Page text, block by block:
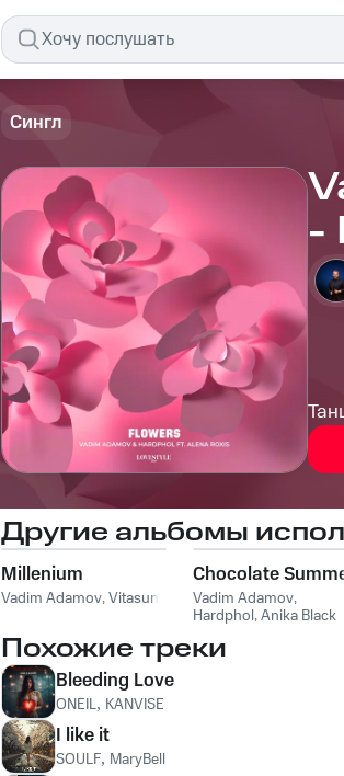
Сингл
-
Другие альбомы
Millenium
Vadim Adamov,Vitasun
Chocolate
Vadim Adamov,
Hardphol,Anika Black
Похожие треки
Bleeding Love
ONEIL, KANVISE
I like it
SOULF, MaryBell